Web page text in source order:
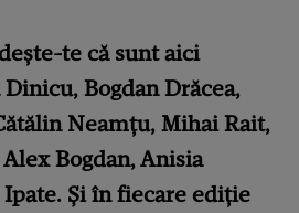
te că sunt aici
Bogdan Drăcea,
Neamțu, Mihai Rait,
Bogdan, Anisia
Și în fiecare ediție